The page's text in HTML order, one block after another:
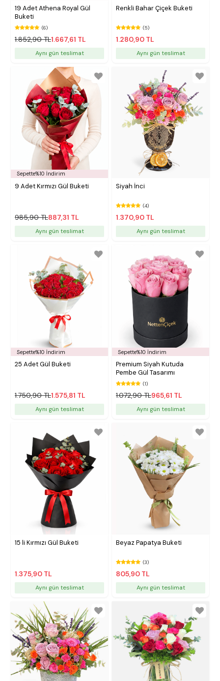
19 Adet Athena Royal Gül
Buketi
(6)
1.852,90 TL1.667,61 TL
Aynı gün teslimat
Renkli Bahar Çiçek Buketi
(5)
1.280,90 TL
Aynı gün teslimat
Sepette%10 İndirim
9 Adet Kırmızı Gül Buketi
985,90 TL887,31 TL
Aynı gün teslimat
Siyah İnci
(4)
1.370,90 TL
Aynı gün teslimat
Sepette%10 İndirim
25 Adet Gül Buketi
1.750,90 TL1.575,81 TL
Aynı gün teslimat
Sepette%10 İndirim
Premium Siyah Kutuda
Pembe Gül Tasarımı
(1)
1.072,90 TL965,61 TL
Aynı gün teslimat
15 li Kırmızı Gül Buketi
1.375,90 TL
Aynı gün teslimat
Beyaz Papatya Buketi
(3)
805,90 TL
Aynı gün teslimat